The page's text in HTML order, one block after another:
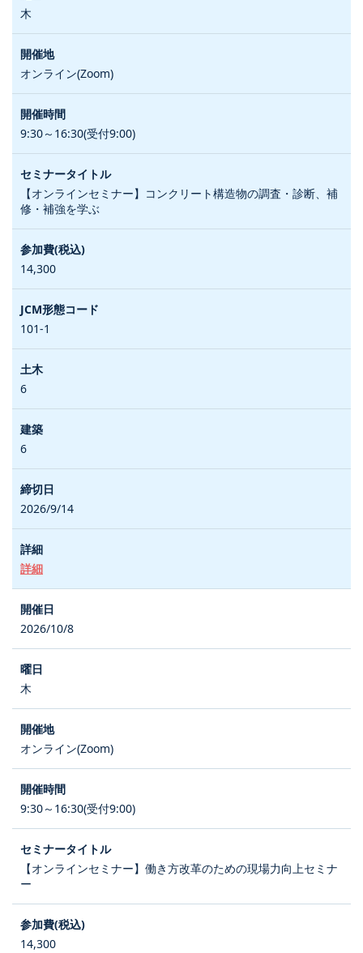
木
オンライン(Zoom)
9:30～16:30(受付9:00)
【オンラインセミナー】コンクリート構造物の調査・診断、補
修・補強を学ぶ
14,300
101-1
6
6
2026/9/14
詳細
2026/10/8
木
オンライン(Zoom)
9:30～16:30(受付9:00)
【オンラインセミナー】働き方改革のための現場力向上セミナ
ー
14,300